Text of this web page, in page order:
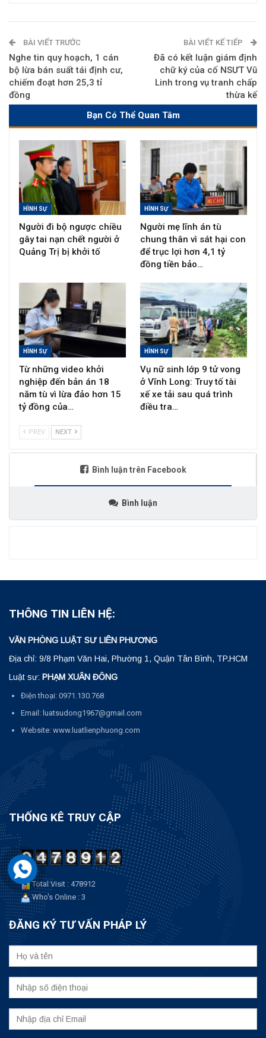
BÀI VIẾT TRƯỚC
Nghe tin quy hoạch, 1 cán
bộ lừa bán suất tái định cư,
chiếm đoạt hơn 25,3 tỉ
đồng
BÀI VIẾT KẾ TIẾP
Đã có kết luận giám định
chữ ký của cố NSƯT Vũ
Linh trong vụ tranh chấp
thừa kế
Bạn Có Thể Quan Tâm
HÌNH SỰ
Người đi bộ ngược chiều
gây tai nạn chết người ở
Quảng Trị bị khởi tố
HÌNH SỰ
Người mẹ lĩnh án tù
chung thân vì sát hại con
để trục lợi hơn 4,1 tỷ
đồng tiền bảo…
HÌNH SỰ
Từ những video khởi
nghiệp đến bản án 18
năm tù vì lừa đảo hơn 15
tỷ đồng của…
HÌNH SỰ
Vụ nữ sinh lớp 9 tử vong
ở Vĩnh Long: Truy tố tài
xế xe tải sau quá trình
điều tra…
PREV NEXT
Bình luận trên Facebook
Bình luận
THÔNG TIN LIÊN HỆ:
VĂN PHÒNG LUẬT SƯ LIÊN PHƯƠNG
Địa chỉ: 9/8 Phạm Văn Hai, Phường 1, Quận Tân Bình, TP.HCM
Luật sư: PHẠM XUÂN ĐÔNG
Điện thoại: 0971.130.768
Email: luatsudong1967@gmail.com
Website: www.luatlienphuong.com
THỐNG KÊ TRUY CẬP
Total Visit : 478912
Who's Online : 3
ĐĂNG KÝ TƯ VẤN PHÁP LÝ